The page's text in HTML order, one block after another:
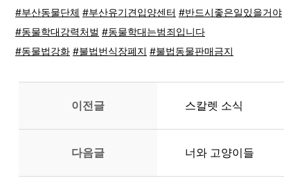
#부산동물단체 #부산유기견입양센터 #반드시좋은일있을거야
#동물학대강력처벌 #동물학대는범죄입니다
#동물법강화 #불법번식장폐지 #불법동물판매금지
이전글 스칼렛 소식
다음글 너와 고양이들